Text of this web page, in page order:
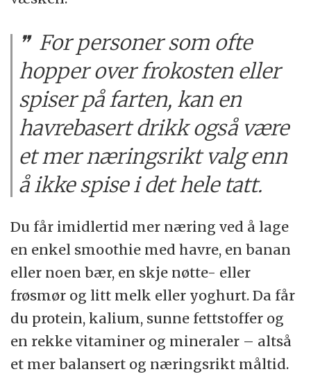
For personer som ofte
hopper over frokosten eller
spiser på farten, kan en
havrebasert drikk også være
et mer næringsrikt valg enn
å ikke spise i det hele tatt.
Du får imidlertid mer næring ved å lage
en enkel smoothie med havre, en banan
eller noen bær, en skje nøtte- eller
frøsmør og litt melk eller yoghurt. Da får
du protein, kalium, sunne fettstoffer og
en rekke vitaminer og mineraler – altså
et mer balansert og næringsrikt måltid.